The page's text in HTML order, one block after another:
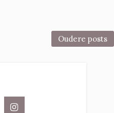
Oudere posts